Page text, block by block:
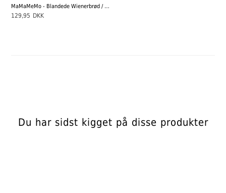
MaMaMeMo - Blandede Wienerbrød / Morgenbrød, 4 stk.
129,95 DKK
Du har sidst kigget på disse produkter